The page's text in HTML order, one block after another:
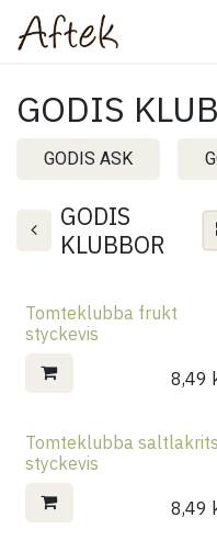
Hoppa till innehåll
GODIS
GODIS ASK
GODIS
KLUBBOR
Tomteklubba frukt
styckevis
8,49
Tomteklubba saltlakrits
styckevis
8,49